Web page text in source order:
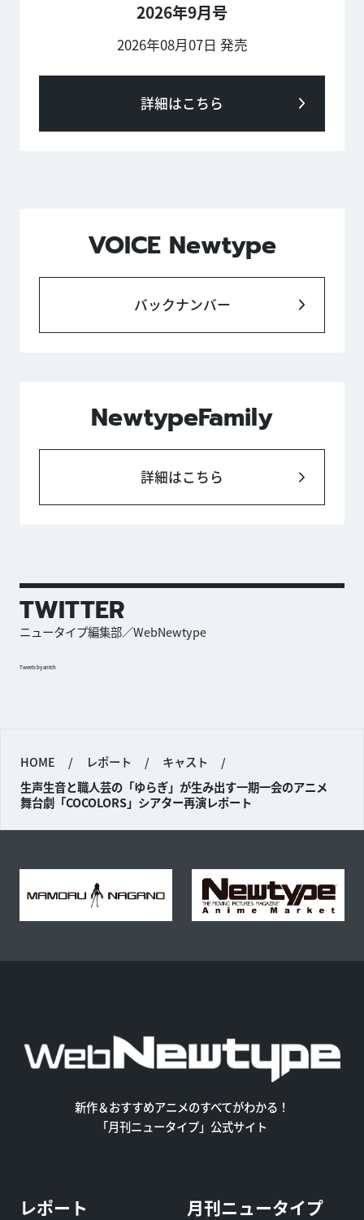
2026年9月号
2026年08月07日 発売
詳細はこちら
VOICE Newtype
バックナンバー
NewtypeFamily
詳細はこちら
TWITTER
ニュータイプ編集部／WebNewtype
Tweets by antch
HOME / レポート / キャスト
/
生声生音と職人芸の「ゆらぎ」が生み出す一期一会のアニメ
舞台劇「COCOLORS」シアター再演レポート
新作＆おすすめアニメのすべてがわかる！
「月刊ニュータイプ」公式サイト
レポート
月刊ニュータイプ